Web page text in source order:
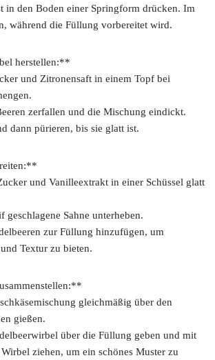
in den Boden einer Springform drücken. Im
während die Füllung vorbereitet wird.
herstellen:**
und Zitronensaft in einem Topf bei
zerfallen und die Mischung eindickt.
dann pürieren, bis sie glatt ist.
und Vanilleextrakt in einer Schüssel glatt
geschlagene Sahne unterheben.
zur Füllung hinzufügen, um
Textur zu bieten.
gleichmäßig über den
gießen.
über die Füllung geben und mit
ziehen, um ein schönes Muster zu